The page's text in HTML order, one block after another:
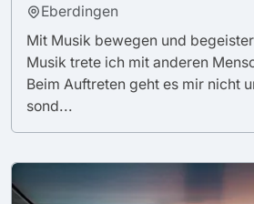
Eberdingen
Mit Musik bewegen und
Musik trete ich mit anderen
Beim Auftreten geht es mir nicht
sond...